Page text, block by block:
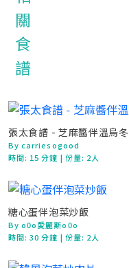
張太食譜 - 芝麻醬伴溫烏冬
By carriesogood
時間: 15 分鐘 | 份量: 2人
糖心蛋伴泡菜炒飯
By o0o愛麗斯o0o
時間:30 分鐘 | 份量: 2人